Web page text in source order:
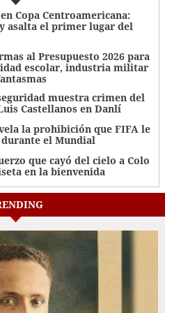
Copa Centroamericana:
asalta el primer lugar del
al Presupuesto 2026 para
escolar, industria militar
muestra crimen del
Castellanos en Danlí
la prohibición que FIFA le
el Mundial
que cayó del cielo a Colo
en la bienvenida